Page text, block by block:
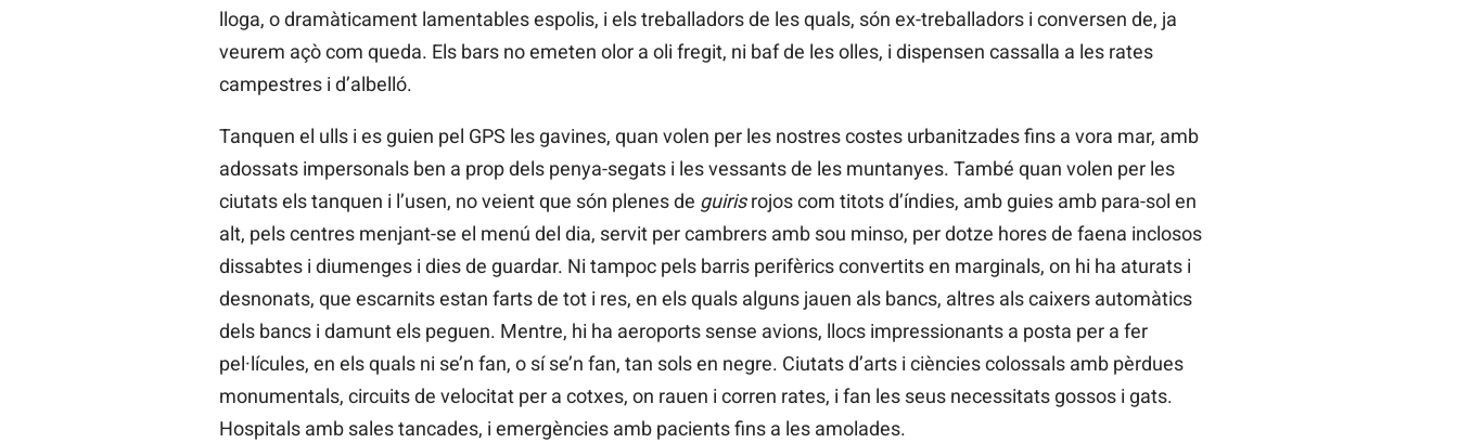
lloga, o dramàticament lamentables espolis, i els treballadors de les quals, són ex-treballadors i conversen de, ja
veurem açò com queda. Els bars no emeten olor a oli fregit, ni baf de les olles, i dispensen cassalla a les rates
campestres i d’albelló.
Tanquen el ulls i es guien pel GPS les gavines, quan volen per les nostres costes urbanitzades fins a vora mar, amb
adossats impersonals ben a prop dels penya-segats i les vessants de les muntanyes. També quan volen per les
ciutats els tanquen i l’usen, no veient que són plenes de guirisrojos com titots d’índies, amb guies amb para-sol en
alt, pels centres menjant-se el menú del dia, servit per cambrers amb sou minso, per dotze hores de faena inclosos
dissabtes i diumenges i dies de guardar. Ni tampoc pels barris perifèrics convertits en marginals, on hi ha aturats i
desnonats, que escarnits estan farts de tot i res, en els quals alguns jauen als bancs, altres als caixers automàtics
dels bancs i damunt els peguen. Mentre, hi ha aeroports sense avions, llocs impressionants a posta per a fer
pel·lícules, en els quals ni se’n fan, o sí se’n fan, tan sols en negre. Ciutats d’arts i ciències colossals amb pèrdues
monumentals, circuits de velocitat per a cotxes, on rauen i corren rates, i fan les seus necessitats gossos i gats.
Hospitals amb sales tancades, i emergències amb pacients fins a les amolades.